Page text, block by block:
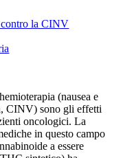
contro la CINV
(nausea e
CINV) sono gli effetti
oncologici. La
in questo campo
a essere